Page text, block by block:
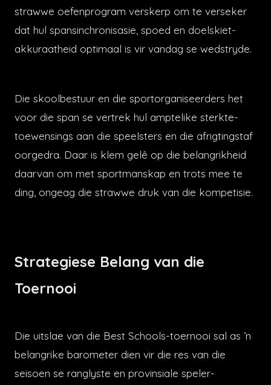
strawwe oefenprogram verskerp om te verseker
dat hul spansinchronisasie, spoed en doelskiet-
akkuraatheid optimaal is vir vandag se wedstryde.
Die skoolbestuur en die sportorganiseerders het
voor die span se vertrek hul amptelike sterkte-
toewensings aan die speelsters en die afrigtingstaf
oorgedra. Daar is klem gelê op die belangrikheid
daarvan om met sportmanskap en trots mee te
ding, ongeag die strawwe druk van die kompetisie.
Strategiese Belang van die
Toernooi
Die uitslae van die Best Schools-toernooi sal as ’n
belangrike barometer dien vir die res van die
seisoen se ranglyste en provinsiale speler-